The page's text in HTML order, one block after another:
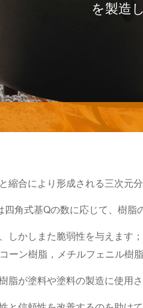
を製造
合により形成される三次元
角式基Qの数に応じて、樹脂
かしまた脆弱性を与えます
ン樹脂，メチルフェニル樹脂
が塗料や塗料の製造に使用さ